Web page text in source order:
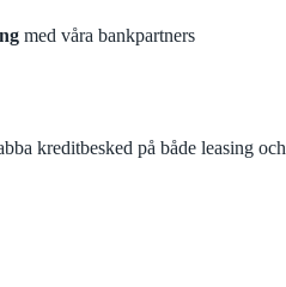
med våra bankpartners
kreditbesked på både leasing och